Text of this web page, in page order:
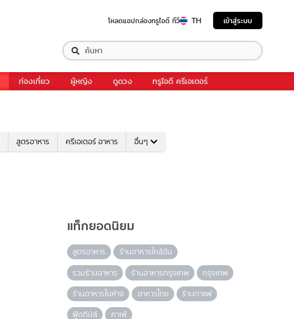
โหลดแอปกล่องทรูไอดี ทีวี TH เข้าสู่ระบบ
ท่องเที่ยว ผู้หญิง ดูดวง ทรูไอดี ครีเอเตอร์
สูตรอาหาร ครีเอเตอร์ อาหาร อื่นๆ
แท็กยอดนิยม
สูตรอาหาร
ร้านอาหารใกล้ฉัน
รวมร้านอาหาร
ร้านอาหารกรุงเทพ
กรุงเทพ
ร้านอาหารในห้าง
อาหารไทย
ร้านกาแฟ
ฟู้ดทิปส์
คาเฟ่